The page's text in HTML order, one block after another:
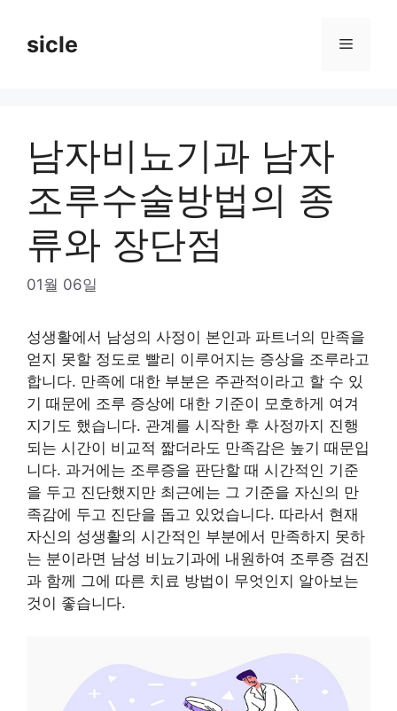
contentsicle Menu
남자비뇨기과 남자
조루수술방법의 종
류와 장단점
01월 06일
성생활에서 남성의 사정이 본인과 파트너의 만족을
얻지 못할 정도로 빨리 이루어지는 증상을 조루라고
합니다. 만족에 대한 부분은 주관적이라고 할 수 있
기 때문에 조루 증상에 대한 기준이 모호하게 여겨
지기도 했습니다. 관계를 시작한 후 사정까지 진행
되는 시간이 비교적 짧더라도 만족감은 높기 때문입
니다. 과거에는 조루증을 판단할 때 시간적인 기준
을 두고 진단했지만 최근에는 그 기준을 자신의 만
족감에 두고 진단을 돕고 있었습니다. 따라서 현재
자신의 성생활의 시간적인 부분에서 만족하지 못하
는 분이라면 남성 비뇨기과에 내원하여 조루증 검진
과 함께 그에 따른 치료 방법이 무엇인지 알아보는
것이 좋습니다.